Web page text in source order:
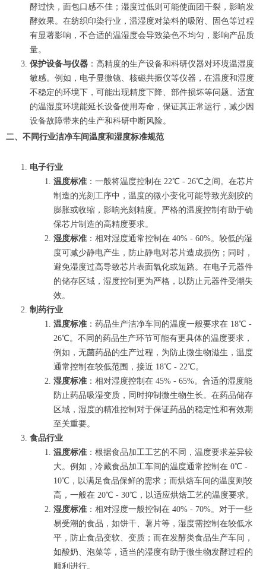
酵过快，面包口感不佳；湿度过低则可能使面团干裂，影响发
酵效果。在纺织印染行业，温湿度对染料的吸附、固色等过程
有显著影响，不合适的温湿度会导致染色不均匀，影响产品质
量。
保护设备与仪器 ：高精度的生产设备和科研仪器对环境温湿度
敏感。例如，电子显微镜、核磁共振仪等仪器，在温度和湿度
不稳定的环境下，可能出现精度下降、部件损坏等问题。适宜
的温湿度环境能延长设备使用寿命，保证其正常运行，减少因
设备故障带来的生产和科研中断风险。
二、不同行业洁净车间温度和湿度标准规范
电子行业
温度标准 ：一般将温度控制在 22℃ - 26℃之间。在芯片
制造的光刻工序中，温度的微小变化可能导致光刻胶的
膨胀或收缩，影响光刻精度。严格的温度控制有助于确
保芯片制造的高精度要求。
湿度标准 ：相对湿度通常控制在 40% - 60%。较低的湿
度可减少静电产生，防止静电对芯片造成损伤；同时，
避免湿度过高导致芯片表面氧化或短路。在电子元器件
的储存区域，湿度控制更为严格，以防止元器件受潮失
效。
制药行业
温度标准 ：药品生产洁净车间的温度一般要求在 18℃ -
26℃。不同的药品生产环节可能有更具体的温度要求，
例如，无菌药品的生产过程，为防止微生物滋生，温度
通常控制在较低范围，接近 18℃ - 22℃。
湿度标准 ：相对湿度控制在 45% - 65%。合适的湿度能
防止药品吸湿变质，同时抑制微生物生长。在药品储存
区域，湿度的精准控制对于保证药品的稳定性和有效期
至关重要。
食品行业
温度标准 ：根据食品加工工艺的不同，温度要求差异较
大。例如，冷藏食品加工车间的温度通常控制在 0℃ -
10℃，以满足食品保鲜的需求；而烘焙车间的温度则较
高，一般在 20℃ - 30℃，以适应烘焙工艺的温度要求。
湿度标准 ：相对湿度一般控制在 40% - 70%。对于一些
易受潮的食品，如饼干、薯片等，湿度需控制在较低水
平，防止食品变软、变质；而在发酵类食品生产车间，
如酸奶、泡菜等，适当的湿度有助于微生物发酵过程的
顺利进行。